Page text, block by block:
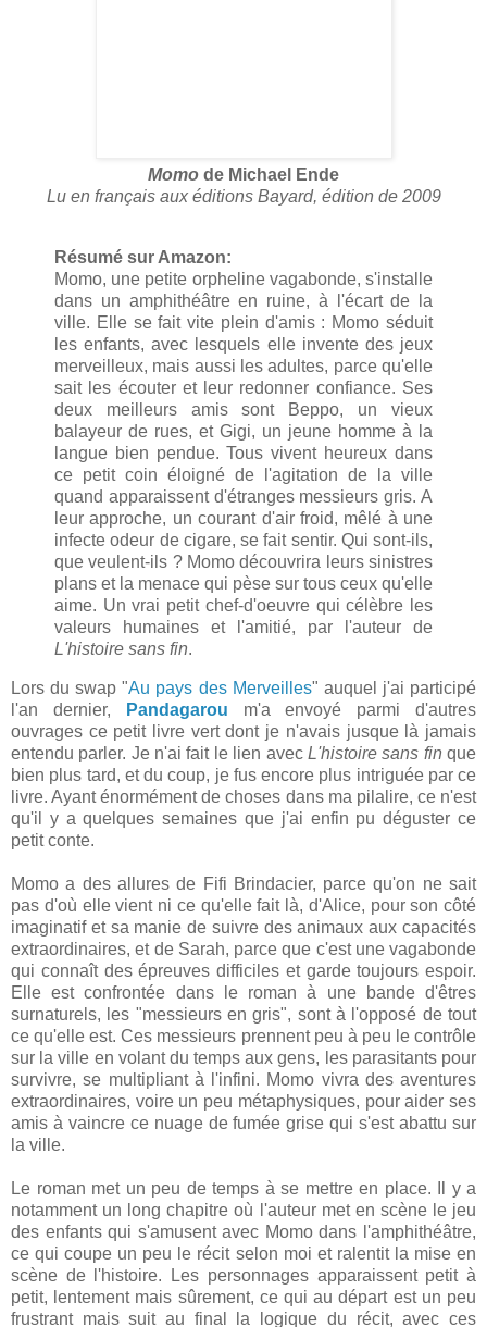
Momo de Michael Ende
Lu en français aux éditions Bayard, édition de 2009
Résumé sur Amazon:
Momo, une petite orpheline vagabonde, s'installe
dans un amphithéâtre en ruine, à l'écart de la
ville. Elle se fait vite plein d'amis : Momo séduit
les enfants, avec lesquels elle invente des jeux
merveilleux, mais aussi les adultes, parce qu'elle
sait les écouter et leur redonner confiance. Ses
deux meilleurs amis sont Beppo, un vieux
balayeur de rues, et Gigi, un jeune homme à la
langue bien pendue. Tous vivent heureux dans
ce petit coin éloigné de l'agitation de la ville
quand apparaissent d'étranges messieurs gris. A
leur approche, un courant d'air froid, mêlé à une
infecte odeur de cigare, se fait sentir. Qui sont-ils,
que veulent-ils ? Momo découvrira leurs sinistres
plans et la menace qui pèse sur tous ceux qu'elle
aime. Un vrai petit chef-d'oeuvre qui célèbre les
valeurs humaines et l'amitié, par l'auteur de
L'histoire sans fin.
Lors du swap "Au pays des Merveilles" auquel j'ai participé
l'an dernier,
Pandagarou m'a envoyé parmi d'autres
ouvrages ce petit livre vert dont je n'avais jusque là jamais
entendu parler. Je n'ai fait le lien avec L'histoire sans fin que
bien plus tard, et du coup, je fus encore plus intriguée par ce
livre. Ayant énormément de choses dans ma pilalire, ce n'est
qu'il y a quelques semaines que j'ai enfin pu déguster ce
petit conte.
Momo a des allures de Fifi Brindacier, parce qu'on ne sait
pas d'où elle vient ni ce qu'elle fait là, d'Alice, pour son côté
imaginatif et sa manie de suivre des animaux aux capacités
extraordinaires, et de Sarah, parce que c'est une vagabonde
qui connaît des épreuves difficiles et garde toujours espoir.
Elle est confrontée dans le roman à une bande d'êtres
surnaturels, les "messieurs en gris", sont à l'opposé de tout
ce qu'elle est. Ces messieurs prennent peu à peu le contrôle
sur la ville en volant du temps aux gens, les parasitants pour
survivre, se multipliant à l'infini. Momo vivra des aventures
extraordinaires, voire un peu métaphysiques, pour aider ses
amis à vaincre ce nuage de fumée grise qui s'est abattu sur
la ville.
Le roman met un peu de temps à se mettre en place. Il y a
notamment un long chapitre où l'auteur met en scène le jeu
des enfants qui s'amusent avec Momo dans l'amphithéâtre,
ce qui coupe un peu le récit selon moi et ralentit la mise en
scène de l'histoire. Les personnages apparaissent petit à
petit, lentement mais sûrement, ce qui au départ est un peu
frustrant mais suit au final la logique du récit, avec ces